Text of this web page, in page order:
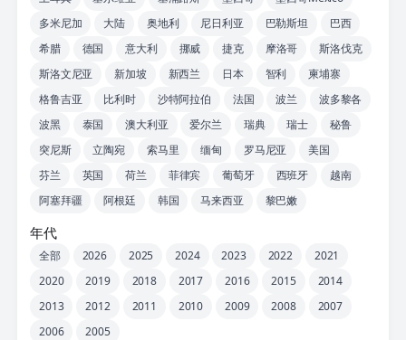
多米尼加
大陆 奥地利 尼日利亚 巴勒斯坦
巴西
希腊
德国 意大利 挪威 捷克 摩洛哥
斯洛伐克
斯洛文尼亚
新加坡 新西兰 日本 智利
柬埔寨
格鲁吉亚
比利时 沙特阿拉伯 法国 波兰
波多黎各
波黑
泰国 澳大利亚 爱尔兰 瑞典 瑞士
秘鲁
突尼斯
立陶宛 索马里 缅甸 罗马尼亚
美国
芬兰
英国 荷兰 菲律宾 葡萄牙 西班牙
越南
阿塞拜疆
阿根廷 韩国 马来西亚 黎巴嫩
年代
全部 2026 2025 2024 2023 2022
2021
2020
2019 2018 2017 2016 2015
2014
2013
2012 2011 2010 2009 2008
2007
2006
2005